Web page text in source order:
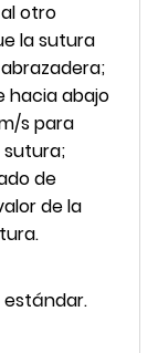
otro
la sutura
hacia abajo
s para
sutura;
de
de la
.
estándar.